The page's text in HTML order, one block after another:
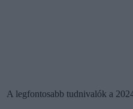
A legfontosabb tudnivalók a